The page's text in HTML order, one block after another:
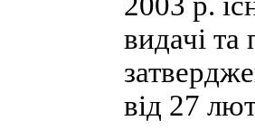
видачі
від 27